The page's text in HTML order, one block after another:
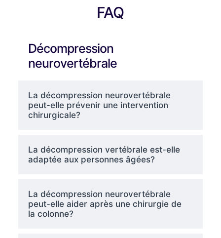
FAQ
Décompression
neurovertébrale
La décompression neurovertébrale
peut-elle prévenir une intervention
chirurgicale?
La décompression vertébrale est-elle
adaptée aux personnes âgées?
La décompression neurovertébrale
peut-elle aider après une chirurgie de
la colonne?